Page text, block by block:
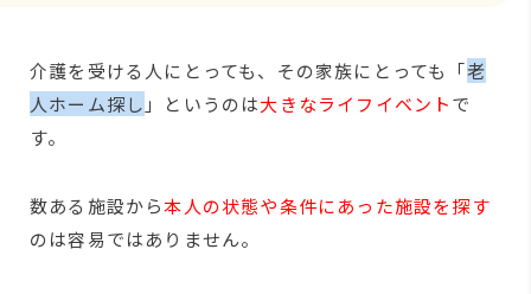
介護を受ける人にとっても、その家族にとっても「老
人ホーム探し 」というのは大きなライフイベントで
す。
数ある施設から本人の状態や条件にあった施設を探す
のは容易ではありません。